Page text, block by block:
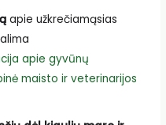
apie užkrečiamąsias
apie gyvūnų
maisto ir veterinarijos